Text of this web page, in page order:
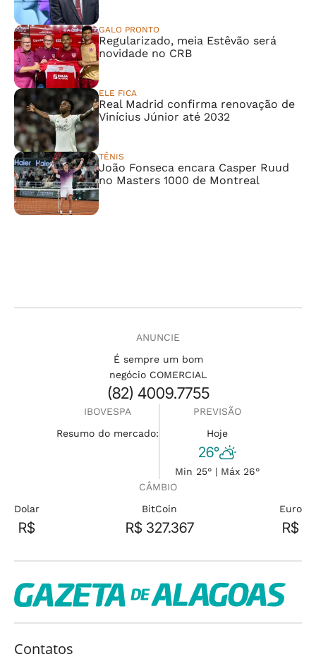
GALO PRONTO
Regularizado, meia Estêvão será
novidade no CRB
ELE FICA
Real Madrid confirma renovação de
Vinícius Júnior até 2032
TÊNIS
João Fonseca encara Casper Ruud
no Masters 1000 de Montreal
ANUNCIE
É sempre um bom
negócio COMERCIAL
(82) 4009.7755
IBOVESPA
Resumo do mercado:
PREVISÃO
Hoje
26°
Min 25° | Máx 26°
CÂMBIO
Dolar
R$
BitCoin
R$ 327.367
Euro
R$
Contatos